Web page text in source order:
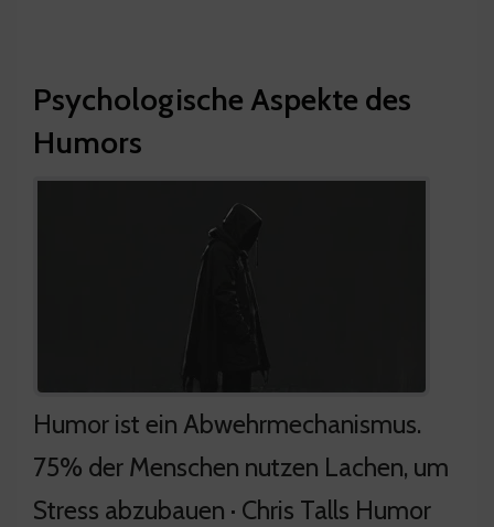
Psychologische Aspekte des
Humors
Humor ist ein Abwehrmechanismus.
75% der Menschen nutzen Lachen, um
Stress abzubauen · Chris Talls Humor